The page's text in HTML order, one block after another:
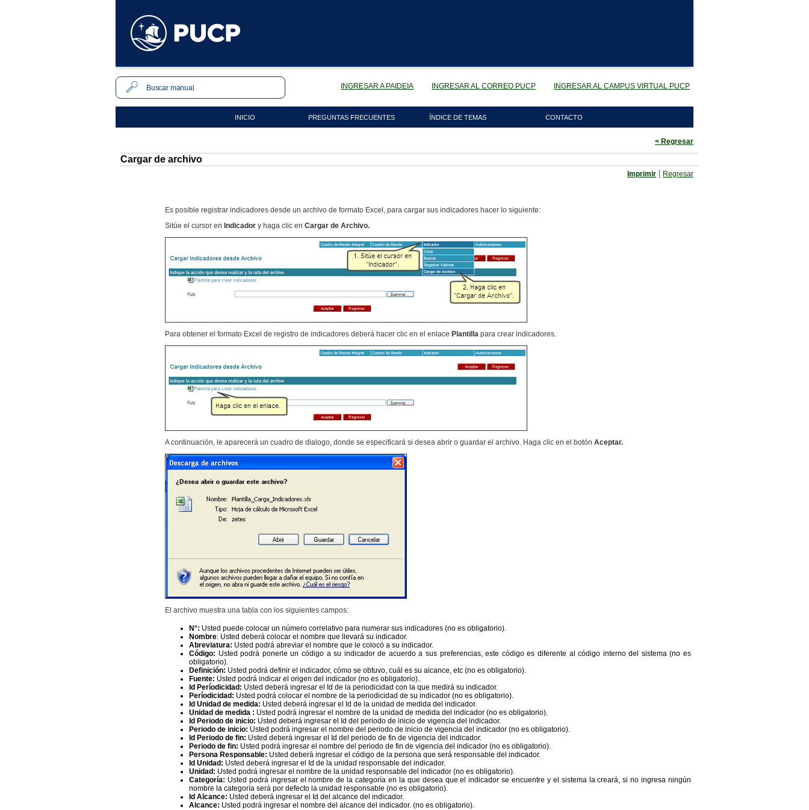
INGRESAR A PAIDEIA INGRESAR AL CORREO PUCP INGRESAR AL CAMPUS VIRTUAL PUCP
INICIO PREGUNTAS FRECUENTES ÍNDICE DE TEMAS CONTACTO
< Regresar
Cargar de archivo
Imprimir | Regresar
Es posible registrar indicadores desde un archivo de formato Excel, para cargar sus indicadores hacer lo siguiente:
Sitúe el cursor en Indicador y haga clic en Cargar de Archivo.
Para obtener el formato Excel de registro de indicadores deberá hacer clic en el enlace Plantilla para crear indicadores.
A continuación, le aparecerá un cuadro de dialogo, donde se especificará si desea abrir o guardar el archivo. Haga clic en el botón Aceptar.
El archivo muestra una tabla con los siguientes campos:
N°: Usted puede colocar un número correlativo para numerar sus indicadores (no es obligatorio).
Nombre: Usted deberá colocar el nombre que llevará su indicador.
Abreviatura: Usted podrá abreviar el nombre que le colocó a su indicador.
Código: Usted podrá ponerle un código a su indicador de acuerdo a sus preferencias, este código es diferente al código interno del sistema (no es
obligatorio).
Definición: Usted podrá definir el indicador, cómo se obtuvo, cuál es su alcance, etc (no es obligatorio).
Fuente: Usted podrá indicar el origen del indicador (no es obligatorio)..
Id Períodicidad: Usted deberá ingresar el Id de la periodicidad con la que medirá su indicador.
Períodicidad: Usted podrá colocar el nombre de la periodicidad de su indicador (no es obligatorio).
Id Unidad de medida: Usted deberá ingresar el Id de la unidad de medida del indicador.
Unidad de medida : Usted podrá ingresar el nombre de la unidad de medida del indicador (no es obligatorio).
Id Periodo de inicio: Usted deberá ingresar el Id del periodo de inicio de vigencia del indicador.
Periodo de inicio: Usted podrá ingresar el nombre del periodo de inicio de vigencia del indicador (no es obligatorio).
Id Periodo de fin: Usted deberá ingresar el Id del periodo de fin de vigencia del indicador.
Periodo de fin: Usted podrá ingresar el nombre del periodo de fin de vigencia del indicador (no es obligatorio).
Persona Responsable: Usted deberá ingresar el código de la persona que será responsable del indicador.
Id Unidad: Usted deberá ingresar el Id de la unidad responsable del indicador.
Unidad: Usted podrá ingresar el nombre de la unidad responsable del indicador (no es obligatorio).
Categoría: Usted podrá ingresar el nombre de la categoría en la que desea que el indicador se encuentre y el sistema la creará, si no ingresa ningún
nombre la categoría será por defecto la unidad responsable (no es obligatorio).
Id Alcance: Usted deberá ingresar el Id del alcance del indicador.
Alcance: Usted podrá ingresar el nombre del alcance del indicador. (no es obligatorio).